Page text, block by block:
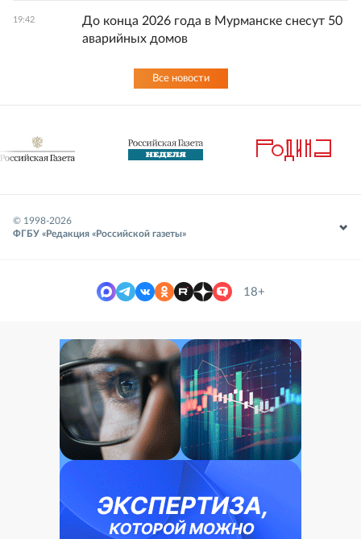
19:42
До конца 2026 года в Мурманске снесут 50
аварийных домов
Все новости
© 1998-2026
ФГБУ «Редакция «Российской газеты»
18+